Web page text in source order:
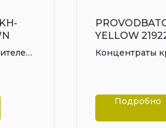
YELLOW
Концентраты
Подробно